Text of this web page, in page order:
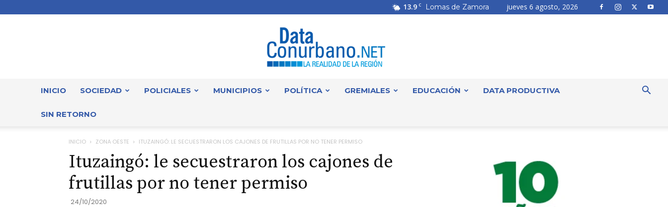
13.9 C Lomas de Zamora jueves 6 agosto, 2026
INICIO SOCIEDAD POLICIALES MUNICIPIOS POLÍTICA GREMIALES EDUCACIÓN DATA PRODUCTIVA
SIN RETORNO
INICIO ZONA OESTE ITUZAINGÓ: LE SECUESTRARON LOS CAJONES DE FRUTILLAS POR NO TENER PERMISO
Ituzaingó: le secuestraron los cajones de
frutillas por no tener permiso
24/10/2020